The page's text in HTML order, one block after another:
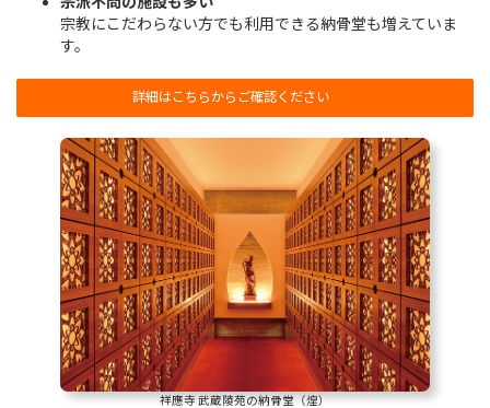
宗教にこだわらない方でも利用できる納骨堂も増えていま
す。
詳細はこちらからご確認ください
祥應寺 武蔵陵苑の納骨堂（煌）